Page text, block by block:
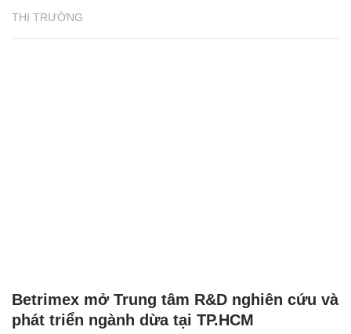
THỊ TRƯỜNG
Betrimex mở Trung tâm R&D nghiên cứu và
phát triển ngành dừa tại TP.HCM